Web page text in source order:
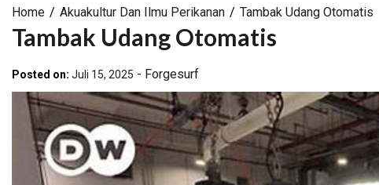
Home Akuakultur Dan Ilmu Perikanan Tambak Udang Otomatis
Tambak Udang Otomatis
Posted on: Juli 15, 2025 - Forgesurf